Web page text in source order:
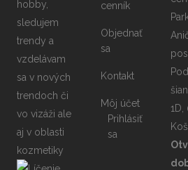
hobby,
sledujem
trendy a
vzdelávam
sa v nových
trendoch či
vo vizáži ale
aj v oblasti
kozmetiky
cenník
Objednať
sa
Kontakt
Môj účet
Prihlásiť
sa
Pod